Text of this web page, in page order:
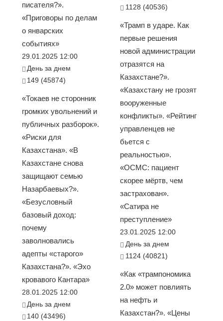
писателя?».
«Приговоры по делам
о январских
событиях»
29.01.2025 12:00
День за днем
149 (45874)
«Токаев не сторонник
громких увольнений и
публичных разборок».
«Риски для
Казахстана». «В
Казахстане снова
защищают семью
Назарбаевых?».
«Безусловный
базовый доход:
почему
заволновались
адепты «старого»
Казахстана?». «Эхо
кровавого Кантара»
28.01.2025 12:00
День за днем
140 (43496)
1128 (40536)
«Трамп в ударе. Как
первые решения
новой администрации
отразятся на
Казахстане?».
«Казахстану не грозят
вооруженные
конфликты». «Рейтинг
управленцев не
бьется с
реальностью».
«ОСМС: пациент
скорее мёртв, чем
застрахован».
«Сатира не
преступление»
23.01.2025 12:00
День за днем
1124 (40821)
«Как «трампономика
2.0» может повлиять
на нефть и
Казахстан?». «Цены